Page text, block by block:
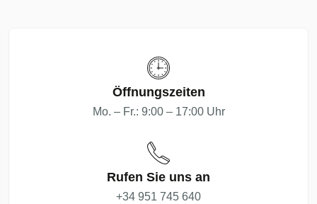
Öffnungszeiten
Mo. – Fr.: 9:00 – 17:00 Uhr
Rufen Sie uns an
+34 951 745 640